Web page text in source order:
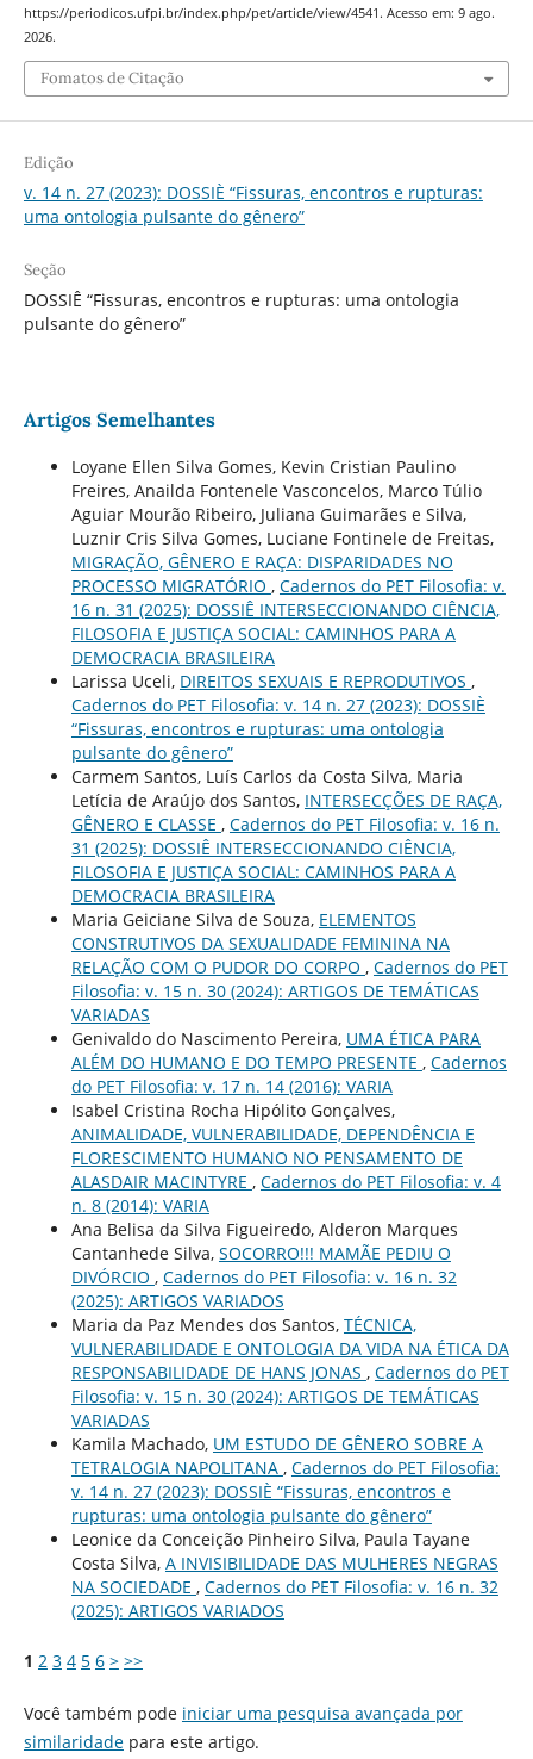
https://periodicos.ufpi.br/index.php/pet/article/view/4541. Acesso em: 9 ago.
2026.
Fomatos de Citação
Edição
v. 14 n. 27 (2023): DOSSIÈ “Fissuras, encontros e rupturas:
uma ontologia pulsante do gênero”
Seção
DOSSIÊ “Fissuras, encontros e rupturas: uma ontologia
pulsante do gênero”
Artigos Semelhantes
Loyane Ellen Silva Gomes, Kevin Cristian Paulino
Freires, Anailda Fontenele Vasconcelos, Marco Túlio
Aguiar Mourão Ribeiro, Juliana Guimarães e Silva,
Luznir Cris Silva Gomes, Luciane Fontinele de Freitas,
MIGRAÇÃO, GÊNERO E RAÇA: DISPARIDADES NO
PROCESSO MIGRATÓRIO , Cadernos do PET Filosofia: v.
16 n. 31 (2025): DOSSIÊ INTERSECCIONANDO CIÊNCIA,
FILOSOFIA E JUSTIÇA SOCIAL: CAMINHOS PARA A
DEMOCRACIA BRASILEIRA
Larissa Uceli, DIREITOS SEXUAIS E REPRODUTIVOS ,
Cadernos do PET Filosofia: v. 14 n. 27 (2023): DOSSIÈ
“Fissuras, encontros e rupturas: uma ontologia
pulsante do gênero”
Carmem Santos, Luís Carlos da Costa Silva, Maria
Letícia de Araújo dos Santos, INTERSECÇÕES DE RAÇA,
GÊNERO E CLASSE , Cadernos do PET Filosofia: v. 16 n.
31 (2025): DOSSIÊ INTERSECCIONANDO CIÊNCIA,
FILOSOFIA E JUSTIÇA SOCIAL: CAMINHOS PARA A
DEMOCRACIA BRASILEIRA
Maria Geiciane Silva de Souza, ELEMENTOS
CONSTRUTIVOS DA SEXUALIDADE FEMININA NA
RELAÇÃO COM O PUDOR DO CORPO , Cadernos do PET
Filosofia: v. 15 n. 30 (2024): ARTIGOS DE TEMÁTICAS
VARIADAS
Genivaldo do Nascimento Pereira, UMA ÉTICA PARA
ALÉM DO HUMANO E DO TEMPO PRESENTE , Cadernos
do PET Filosofia: v. 17 n. 14 (2016): VARIA
Isabel Cristina Rocha Hipólito Gonçalves,
ANIMALIDADE, VULNERABILIDADE, DEPENDÊNCIA E
FLORESCIMENTO HUMANO NO PENSAMENTO DE
ALASDAIR MACINTYRE , Cadernos do PET Filosofia: v. 4
n. 8 (2014): VARIA
Ana Belisa da Silva Figueiredo, Alderon Marques
Cantanhede Silva, SOCORRO!!! MAMÃE PEDIU O
DIVÓRCIO , Cadernos do PET Filosofia: v. 16 n. 32
(2025): ARTIGOS VARIADOS
Maria da Paz Mendes dos Santos, TÉCNICA,
VULNERABILIDADE E ONTOLOGIA DA VIDA NA ÉTICA DA
RESPONSABILIDADE DE HANS JONAS , Cadernos do PET
Filosofia: v. 15 n. 30 (2024): ARTIGOS DE TEMÁTICAS
VARIADAS
Kamila Machado, UM ESTUDO DE GÊNERO SOBRE A
TETRALOGIA NAPOLITANA , Cadernos do PET Filosofia:
v. 14 n. 27 (2023): DOSSIÈ “Fissuras, encontros e
rupturas: uma ontologia pulsante do gênero”
Leonice da Conceição Pinheiro Silva, Paula Tayane
Costa Silva, A INVISIBILIDADE DAS MULHERES NEGRAS
NA SOCIEDADE , Cadernos do PET Filosofia: v. 16 n. 32
(2025): ARTIGOS VARIADOS
1 2 3 4 5 6 > >>
Você também pode iniciar uma pesquisa avançada por
similaridadepara este artigo.